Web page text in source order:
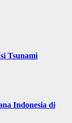
Tsunami
Indonesia di